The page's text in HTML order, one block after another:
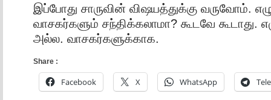
இப்போது சாருவின் விஷயத்துக்கு வருவோம்.
வாசகர்களும் சந்திக்கலாமா? கூடவே கூடாது.
அல்ல. வாசகர்களுக்காக.
Share :
Facebook X WhatsApp